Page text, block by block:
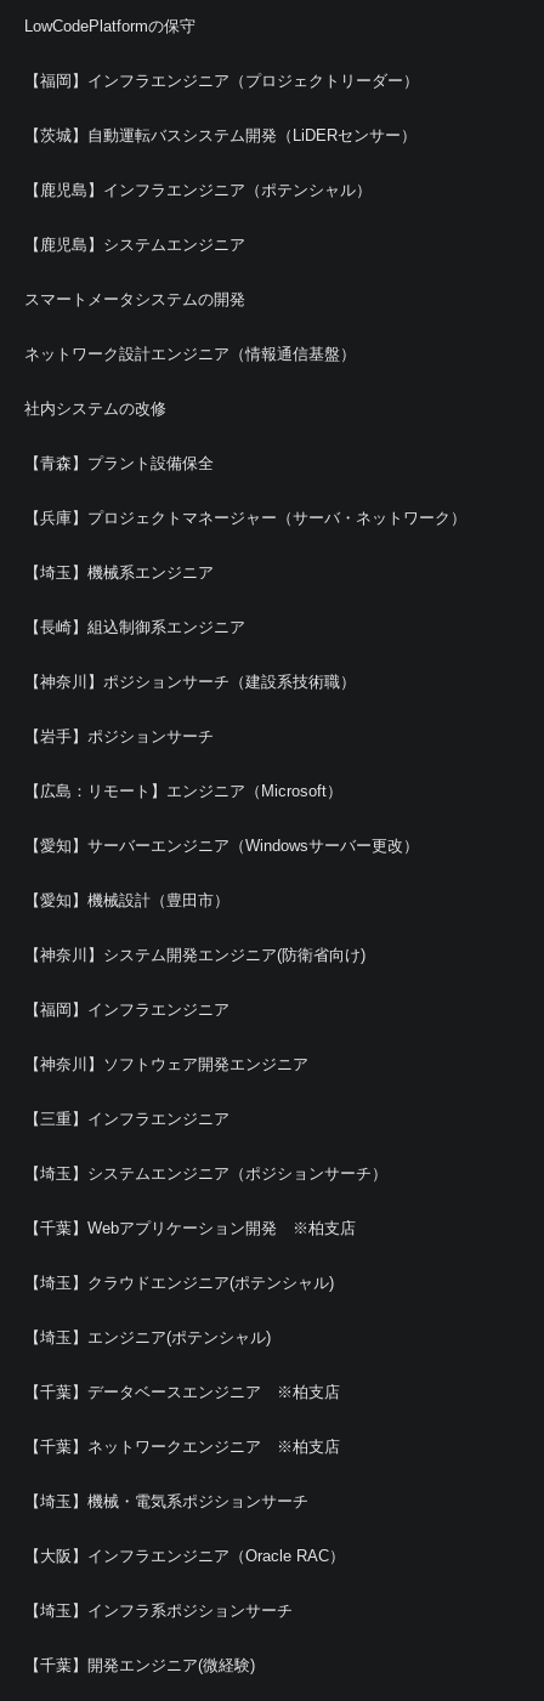
LowCodePlatformの保守
【福岡】インフラエンジニア（プロジェクトリーダー）
【茨城】自動運転バスシステム開発（LiDERセンサー）
【鹿児島】インフラエンジニア（ポテンシャル）
【鹿児島】システムエンジニア
スマートメータシステムの開発
ネットワーク設計エンジニア（情報通信基盤）
社内システムの改修
【青森】プラント設備保全
【兵庫】プロジェクトマネージャー（サーバ・ネットワーク）
【埼玉】機械系エンジニア
【長崎】組込制御系エンジニア
【神奈川】ポジションサーチ（建設系技術職）
【岩手】ポジションサーチ
【広島：リモート】エンジニア（Microsoft）
【愛知】サーバーエンジニア（Windowsサーバー更改）
【愛知】機械設計（豊田市）
【神奈川】システム開発エンジニア(防衛省向け)
【福岡】インフラエンジニア
【神奈川】ソフトウェア開発エンジニア
【三重】インフラエンジニア
【埼玉】システムエンジニア（ポジションサーチ）
【千葉】Webアプリケーション開発 ※柏支店
【埼玉】クラウドエンジニア(ポテンシャル)
【埼玉】エンジニア(ポテンシャル)
【千葉】データベースエンジニア ※柏支店
【千葉】ネットワークエンジニア ※柏支店
【埼玉】機械・電気系ポジションサーチ
【大阪】インフラエンジニア（Oracle RAC）
【埼玉】インフラ系ポジションサーチ
【千葉】開発エンジニア(微経験)